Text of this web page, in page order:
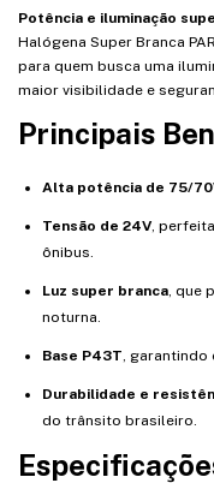
Potência e iluminação
Halógena Super Branca
para quem busca uma
maior visibilidade e
Principais
Alta potência de 75/
Tensão de 24V ,
ônibus.
Luz super branca ,
noturna.
Base P43T ,
Durabilidade e
do trânsito brasileiro.